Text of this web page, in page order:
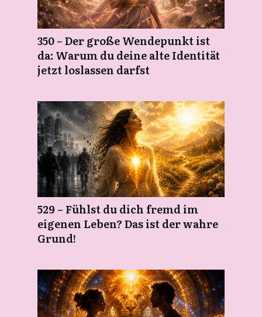
350 – Der große Wendepunkt ist
da: Warum du deine alte Identität
jetzt loslassen darfst
529 – Fühlst du dich fremd im
eigenen Leben? Das ist der wahre
Grund!